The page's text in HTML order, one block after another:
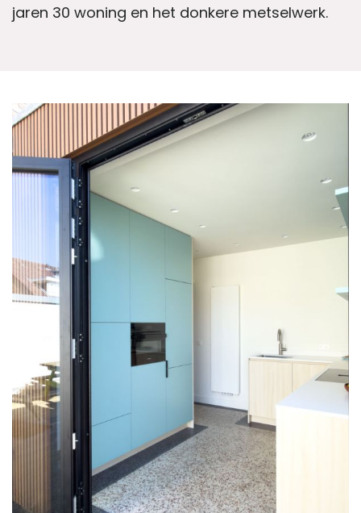
jaren 30 woning en het donkere metselwerk.